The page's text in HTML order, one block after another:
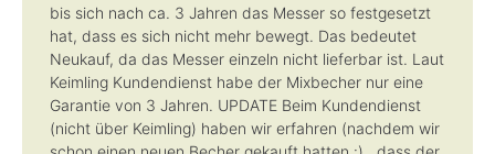
bis sich nach ca. 3 Jahren das Messer so festgesetzt
hat, dass es sich nicht mehr bewegt. Das bedeutet
Neukauf, da das Messer einzeln nicht lieferbar ist. Laut
Keimling Kundendienst habe der Mixbecher nur eine
Garantie von 3 Jahren. UPDATE Beim Kundendienst
(nicht über Keimling) haben wir erfahren (nachdem wir